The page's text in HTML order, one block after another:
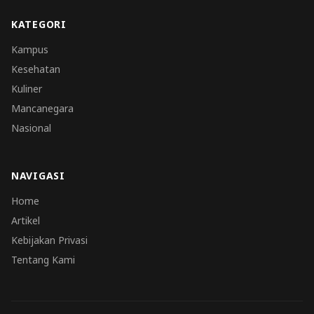
KATEGORI
Kampus
Kesehatan
Kuliner
Mancanegara
Nasional
NAVIGASI
Home
Artikel
Kebijakan Privasi
Tentang Kami